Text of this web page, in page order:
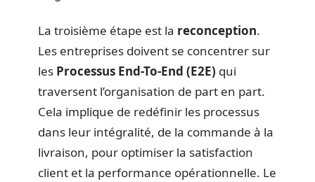
La troisième étape est la reconception.
Les entreprises doivent se concentrer sur
les Processus End-To-End (E2E) qui
traversent l’organisation de part en part.
Cela implique de redéfinir les processus
dans leur intégralité, de la commande à la
livraison, pour optimiser la satisfaction
client et la performance opérationnelle. Le